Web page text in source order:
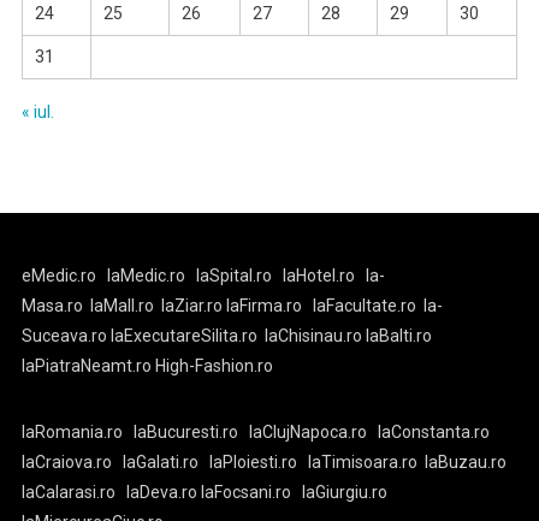
24 25 26 27 28 29 30
31
« iul.
eMedic.ro laMedic.ro laSpital.ro laHotel.ro
la-
Masa.ro
laMall.ro laZiar.ro laFirma.ro laFacultate.ro
la-
Suceava.ro laExecutareSilita.ro laChisinau.ro laBalti.ro
laPiatraNeamt.ro High-Fashion.ro
laRomania.ro laBucuresti.ro laClujNapoca.ro
laConstanta.ro
laCraiova.ro
laGalati.ro laPloiesti.ro laTimisoara.ro
laBuzau.ro
laCalarasi.ro
laDeva.ro laFocsani.ro
laGiurgiu.ro